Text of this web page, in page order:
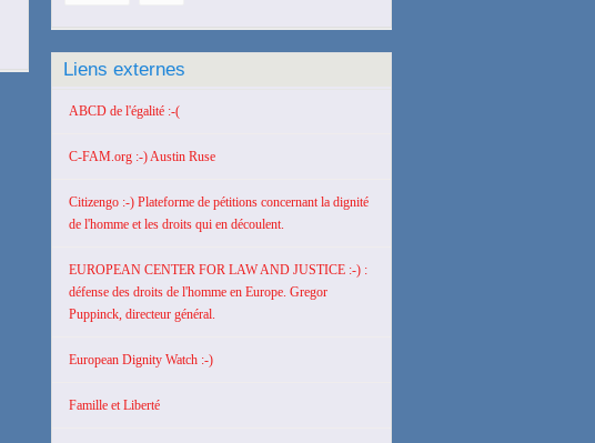
Liens externes
ABCD de l'égalité :-(
C-FAM.org :-) Austin Ruse
Citizengo :-) Plateforme de pétitions concernant la dignité
de l'homme et les droits qui en découlent.
EUROPEAN CENTER FOR LAW AND JUSTICE :-) :
défense des droits de l'homme en Europe. Gregor
Puppinck, directeur général.
European Dignity Watch :-)
Famille et Liberté